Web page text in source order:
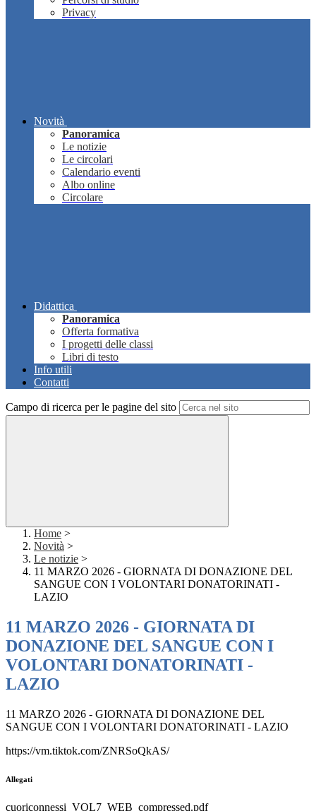
Privacy
Novità
Panoramica
Le notizie
Le circolari
Calendario eventi
Albo online
Circolare
Didattica
Panoramica
Offerta formativa
I progetti delle classi
Libri di testo
Info utili
Contatti
Campo di ricerca per le pagine del sito
Home >
Novità >
Le notizie >
11 MARZO 2026 - GIORNATA DI DONAZIONE DEL
SANGUE CON I VOLONTARI DONATORINATI -
LAZIO
11 MARZO 2026 - GIORNATA DI
DONAZIONE DEL SANGUE CON I
VOLONTARI DONATORINATI -
LAZIO
11 MARZO 2026 - GIORNATA DI DONAZIONE DEL
SANGUE CON I VOLONTARI DONATORINATI - LAZIO
https://vm.tiktok.com/ZNRSoQkAS/
Allegati
cuoriconnessi_VOL7_WEB_compressed.pdf